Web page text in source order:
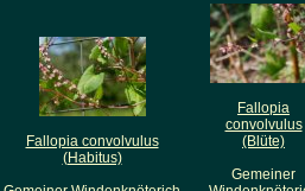
Fallopia convolvulus
(Habitus)
Fallopia
convolvulus
(Blüte)
Gemeiner